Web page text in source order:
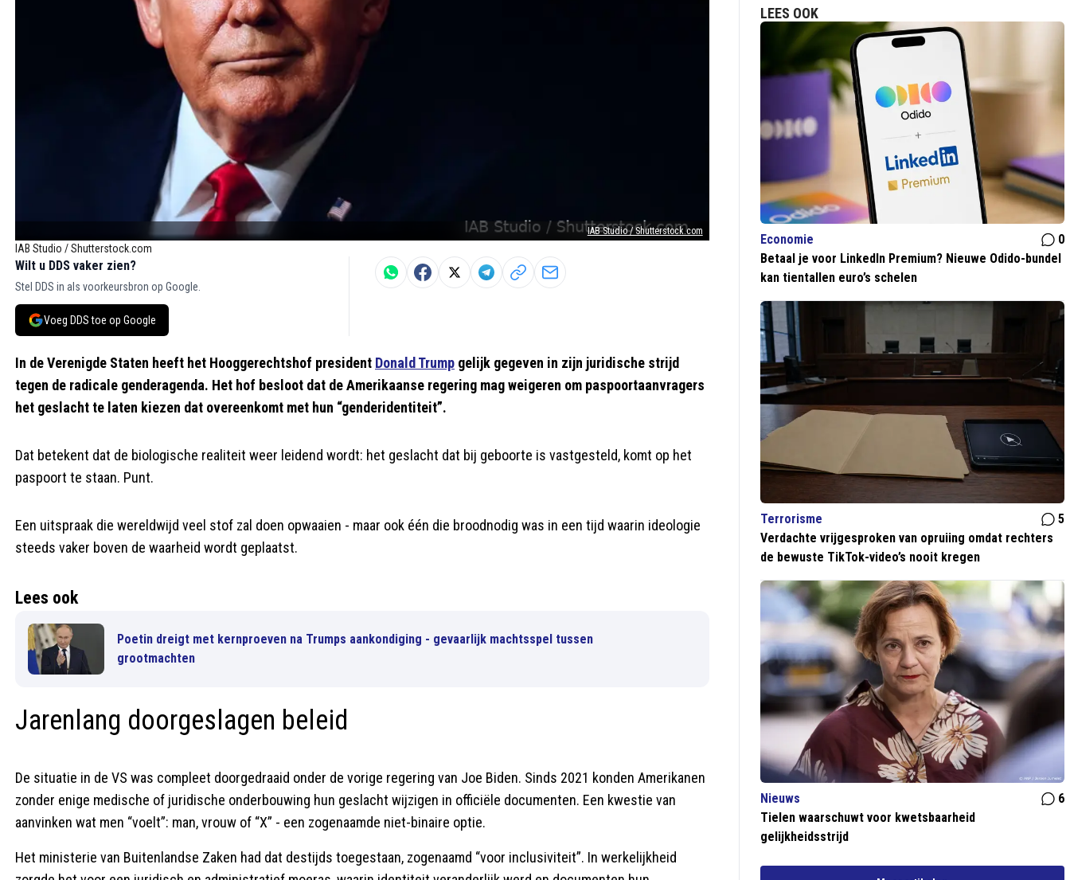
IAB Studio / Shutterstock.com
IAB Studio / Shutterstock.com
Wilt u DDS vaker zien?
Stel DDS in als voorkeursbron op Google.
Voeg DDS toe op Google
In de Verenigde Staten heeft het Hooggerechtshof president Donald Trump gelijk gegeven in zijn juridische strijd
tegen de radicale genderagenda. Het hof besloot dat de Amerikaanse regering mag weigeren om paspoortaanvragers
het geslacht te laten kiezen dat overeenkomt met hun “genderidentiteit”.
Dat betekent dat de biologische realiteit weer leidend wordt: het geslacht dat bij geboorte is vastgesteld, komt op het
paspoort te staan. Punt.
Een uitspraak die wereldwijd veel stof zal doen opwaaien - maar ook één die broodnodig was in een tijd waarin ideologie
steeds vaker boven de waarheid wordt geplaatst.
Lees ook
Poetin dreigt met kernproeven na Trumps aankondiging - gevaarlijk machtsspel tussen
grootmachten
Jarenlang doorgeslagen beleid
De situatie in de VS was compleet doorgedraaid onder de vorige regering van Joe Biden. Sinds 2021 konden Amerikanen
zonder enige medische of juridische onderbouwing hun geslacht wijzigen in officiële documenten. Een kwestie van
aanvinken wat men “voelt”: man, vrouw of “X” - een zogenaamde niet-binaire optie.
Het ministerie van Buitenlandse Zaken had dat destijds toegestaan, zogenaamd “voor inclusiviteit”. In werkelijkheid
LEES OOK
Economie
0
Betaal je voor LinkedIn Premium? Nieuwe Odido-bundel
kan tientallen euro’s schelen
Terrorisme
5
Verdachte vrijgesproken van opruiing omdat rechters
de bewuste TikTok-video’s nooit kregen
Nieuws
6
Tielen waarschuwt voor kwetsbaarheid
gelijkheidsstrijd